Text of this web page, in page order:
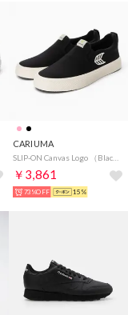
CARIUMA
SLIP-ON Canvas Logo （Black Off-White）
￥3,861
73%OFF 15%